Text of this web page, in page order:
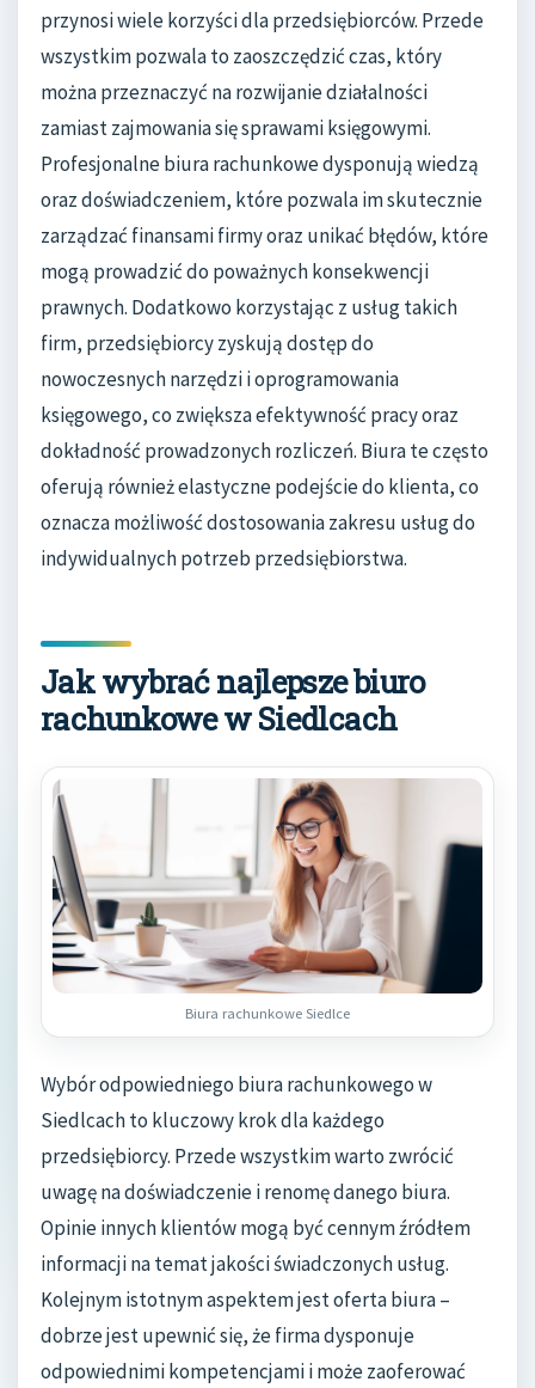
przynosi wiele korzyści dla przedsiębiorców. Przede
wszystkim pozwala to zaoszczędzić czas, który
można przeznaczyć na rozwijanie działalności
zamiast zajmowania się sprawami księgowymi.
Profesjonalne biura rachunkowe dysponują wiedzą
oraz doświadczeniem, które pozwala im skutecznie
zarządzać finansami firmy oraz unikać błędów, które
mogą prowadzić do poważnych konsekwencji
prawnych. Dodatkowo korzystając z usług takich
firm, przedsiębiorcy zyskują dostęp do
nowoczesnych narzędzi i oprogramowania
księgowego, co zwiększa efektywność pracy oraz
dokładność prowadzonych rozliczeń. Biura te często
oferują również elastyczne podejście do klienta, co
oznacza możliwość dostosowania zakresu usług do
indywidualnych potrzeb przedsiębiorstwa.
Jak wybrać najlepsze biuro
rachunkowe w Siedlcach
Biura rachunkowe Siedlce
Wybór odpowiedniego biura rachunkowego w
Siedlcach to kluczowy krok dla każdego
przedsiębiorcy. Przede wszystkim warto zwrócić
uwagę na doświadczenie i renomę danego biura.
Opinie innych klientów mogą być cennym źródłem
informacji na temat jakości świadczonych usług.
Kolejnym istotnym aspektem jest oferta biura –
dobrze jest upewnić się, że firma dysponuje
odpowiednimi kompetencjami i może zaoferować